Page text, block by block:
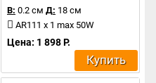
В: 0.2 см Д: 18 см
AR111 x 1 max 50W
Цена: 1 898 Р.
Купить